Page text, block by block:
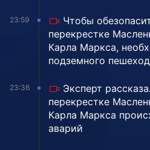
23:59
Чтобы
перекрестке
Карла Маркса,
подземного
23:36
Эксперт
перекрестке
Карла Маркса
аварий